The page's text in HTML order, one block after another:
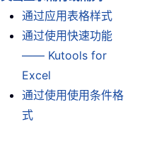
通过应用表格样式
通过使用快速功能
—— Kutools for
Excel
通过使用使用条件格
式